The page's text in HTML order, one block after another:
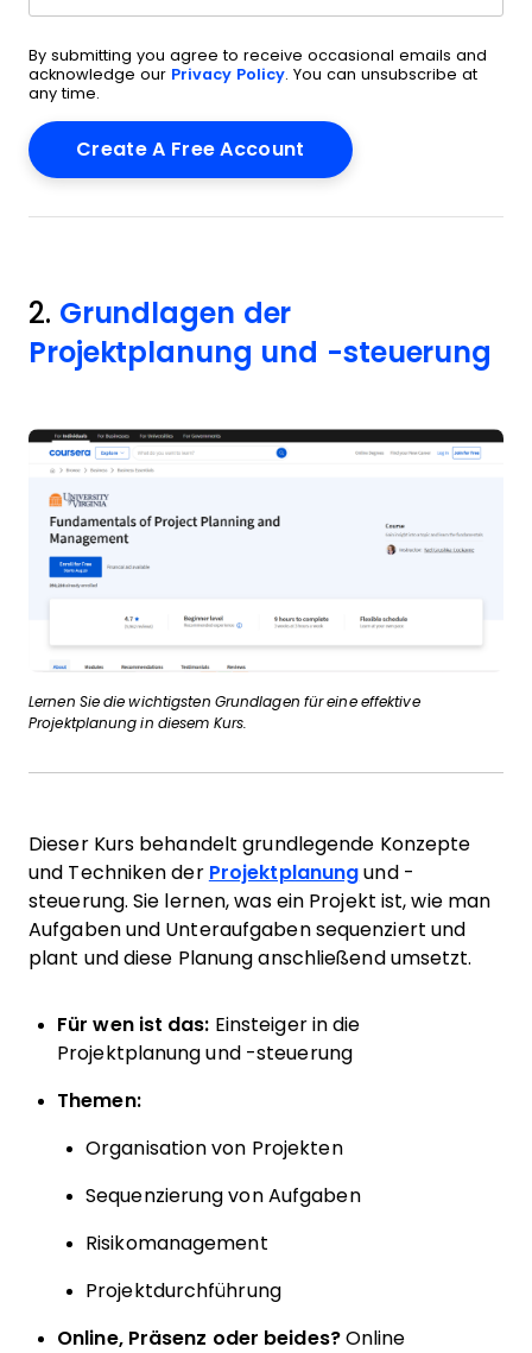
By submitting you agree to receive occasional emails and
acknowledge our Privacy Policy. You can unsubscribe at
any time.
2. Grundlagen der
Projektplanung und -steuerung
Lernen Sie die wichtigsten Grundlagen für eine effektive
Projektplanung in diesem Kurs.
Dieser Kurs behandelt grundlegende Konzepte
und Techniken der Projektplanung und -
steuerung. Sie lernen, was ein Projekt ist, wie man
Aufgaben und Unteraufgaben sequenziert und
plant und diese Planung anschließend umsetzt.
Für wen ist das: Einsteiger in die
Projektplanung und -steuerung
Themen:
Organisation von Projekten
Sequenzierung von Aufgaben
Risikomanagement
Projektdurchführung
Online, Präsenz oder beides?Online